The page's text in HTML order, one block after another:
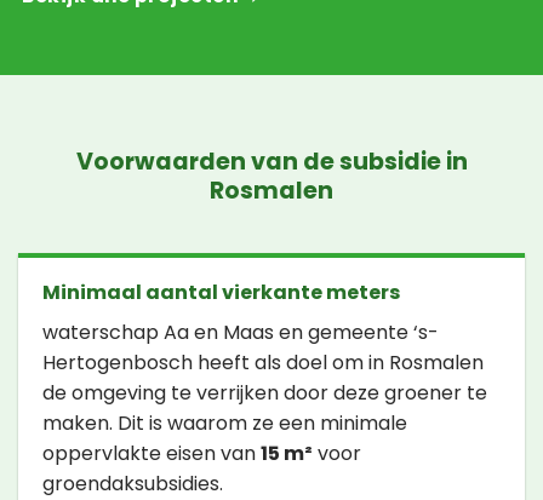
Voorwaarden van de subsidie in
Rosmalen
Minimaal aantal vierkante meters
waterschap Aa en Maas en gemeente ‘s-
Hertogenbosch heeft als doel om in Rosmalen
de omgeving te verrijken door deze groener te
maken. Dit is waarom ze een minimale
oppervlakte eisen van15 m² voor
groendaksubsidies.